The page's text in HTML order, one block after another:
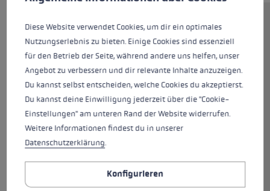
Der Venom GS 3D ist ein High-
End Rennstock für den
Riesenslalom aus hochfestem
HTS 6.5 Aluminium und Aramid-
Carbon. Der schlanke Race-Griff
Pro G ist mit dem neuen Trigger
3D-System ausgestattet. Das
bietet mehr Kontrolle durch eine
direkte Verbindung zwischen
verbesserten Bedienkomfort
durch schnelles Ein- und
Diese Website verwendet Cookies, um dir ein optimales
Nutzungserlebnis zu bieten. Einige Cookies sind essenziell
für den Betrieb der Seite, während andere uns helfen, unser
Angebot zu verbessern und dir relevante Inhalte anzuzeigen.
Du kannst selbst entscheiden, welche Cookies du akzeptierst.
Du kannst deine Einwilligung jederzeit über die "Cookie-
Einstellungen" am unteren Rand der Website widerrufen.
Weitere Informationen findest du in unserer
Datenschutzerklärung.
Konfigurieren